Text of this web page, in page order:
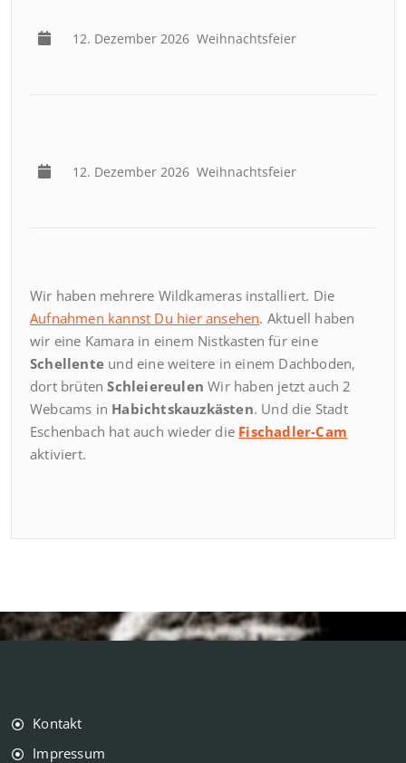
12. Dezember 2026 Weihnachtsfeier
12. Dezember 2026 Weihnachtsfeier
Wir haben mehrere Wildkameras installiert. Die
Aufnahmen kannst Du hier ansehen. Aktuell haben
wir eine Kamara in einem Nistkasten für eine
Schellente und eine weitere in einem Dachboden,
dort brütenSchleiereulen Wir haben jetzt auch 2
Webcams in Habichtskauzkästen. Und die Stadt
Eschenbach hat auch wieder die Fischadler-Cam
aktiviert.
Kontakt
Impressum